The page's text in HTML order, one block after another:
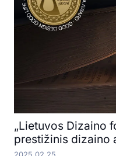
„Lietuvos Dizaino
prestižinis dizaino